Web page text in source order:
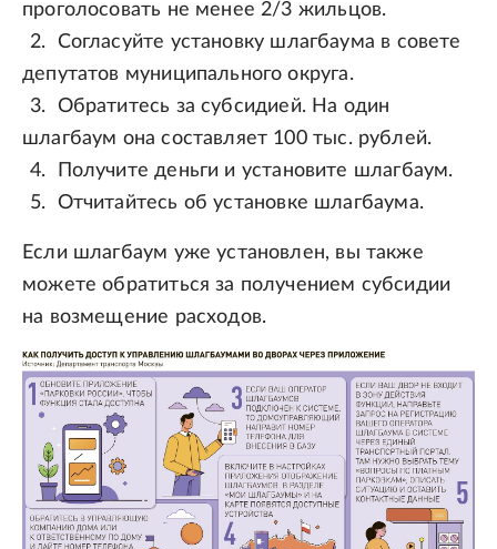
проголосовать не менее 2/3 жильцов.
Согласуйте установку шлагбаума в совете
депутатов муниципального округа.
Обратитесь за субсидией. На один
шлагбаум она составляет 100 тыс. рублей.
Получите деньги и установите шлагбаум.
Отчитайтесь об установке шлагбаума.
Если шлагбаум уже установлен, вы также
можете обратиться за получением субсидии
на возмещение расходов.